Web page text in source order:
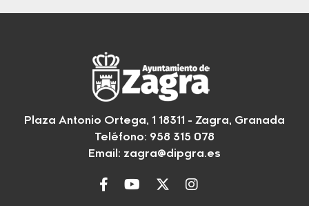
Plaza Antonio Ortega, 1 18311 - Zagra, Granada
Teléfono: 958 315 078
Email: zagra@dipgra.es